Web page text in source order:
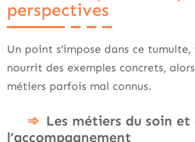
perspectives
Un point s’impose dans ce
nourrit des exemples concrets,
métiers parfois mal connus.
Les métiers du soin et
l’accompagnement